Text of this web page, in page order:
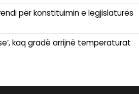
për konstituimin e legjislaturës
kaq gradë arrijnë temperaturat